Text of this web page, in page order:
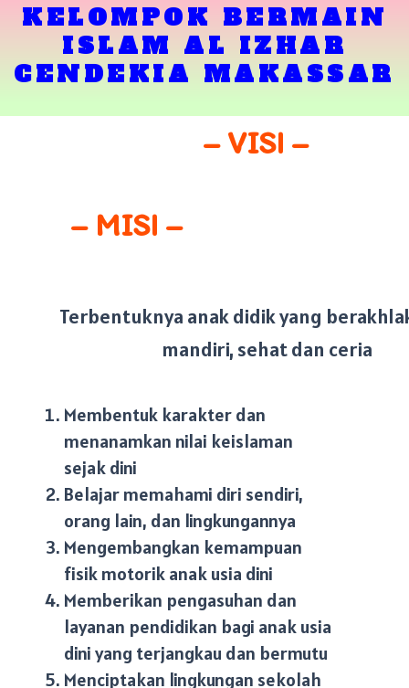
KELOMPOK BERMAIN
ISLAM AL IZHAR
CENDEKIA MAKASSAR
– VISI –
– MISI –
Terbentuknya anak didik yang
mandiri, sehat dan ceria
Membentuk karakter dan
menanamkan nilai keislaman
sejak dini
Belajar memahami diri sendiri,
orang lain, dan lingkungannya
Mengembangkan kemampuan
fisik motorik anak usia dini
Memberikan pengasuhan dan
layanan pendidikan bagi anak usia
dini yang terjangkau dan bermutu
Menciptakan lingkungan sekolah